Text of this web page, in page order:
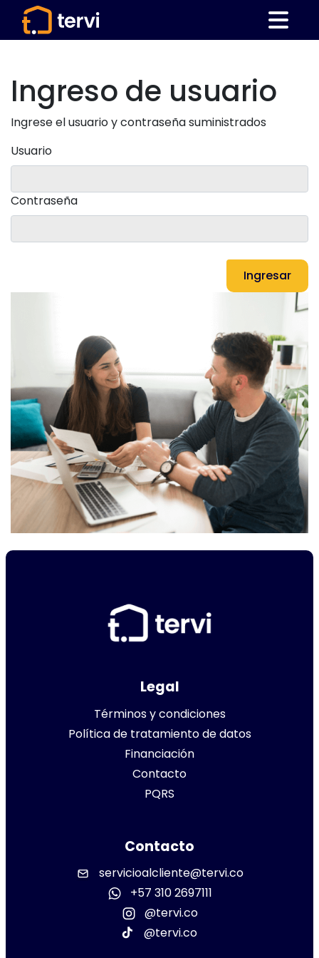
Ingreso de usuario
Ingrese el usuario y contraseña suministrados
Usuario
Contraseña
Ingresar
Legal
Términos y condiciones
Política de tratamiento de datos
Financiación
Contacto
PQRS
Contacto
servicioalcliente@tervi.co
+57 310 2697111
@tervi.co
@tervi.co